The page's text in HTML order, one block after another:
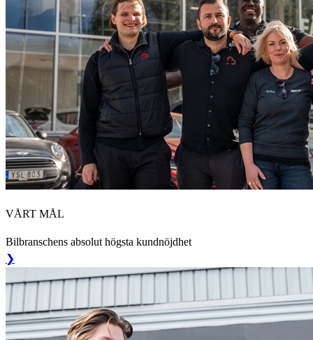
VÅRT MÅL
Bilbranschens absolut högsta kundnöjdhet
❯